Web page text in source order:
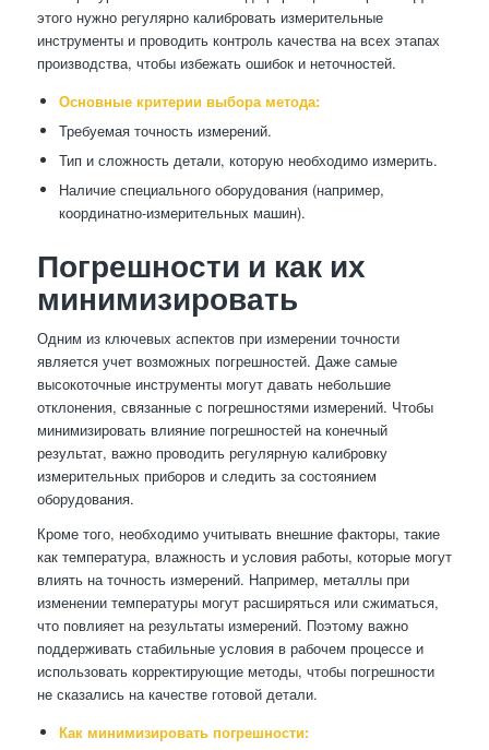
этого нужно регулярно калибровать измерительные
инструменты и проводить контроль качества на всех этапах
производства, чтобы избежать ошибок и неточностей.
Основные критерии выбора метода:
Требуемая точность измерений.
Тип и сложность детали, которую необходимо измерить.
Наличие специального оборудования (например,
координатно-измерительных машин).
Погрешности и как их
минимизировать
Одним из ключевых аспектов при измерении точности
является учет возможных погрешностей. Даже самые
высокоточные инструменты могут давать небольшие
отклонения, связанные с погрешностями измерений. Чтобы
минимизировать влияние погрешностей на конечный
результат, важно проводить регулярную калибровку
измерительных приборов и следить за состоянием
оборудования.
Кроме того, необходимо учитывать внешние факторы, такие
как температура, влажность и условия работы, которые могут
влиять на точность измерений. Например, металлы при
изменении температуры могут расширяться или сжиматься,
что повлияет на результаты измерений. Поэтому важно
поддерживать стабильные условия в рабочем процессе и
использовать корректирующие методы, чтобы погрешности
не сказались на качестве готовой детали.
Как минимизировать погрешности: